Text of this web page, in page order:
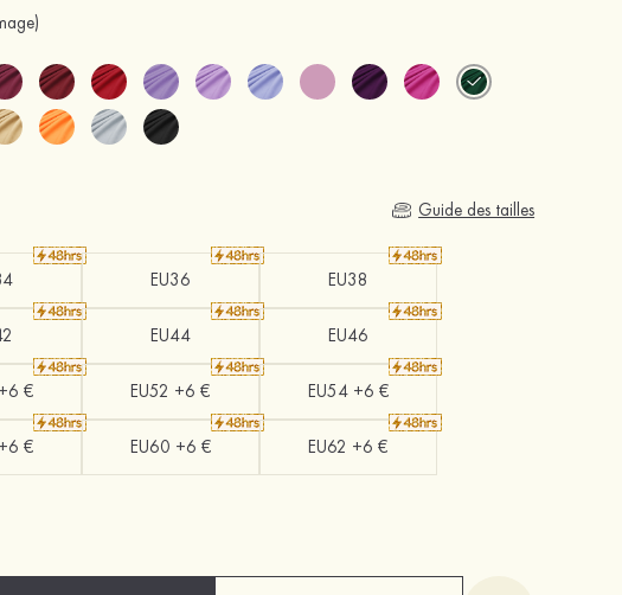
Guide des tailles
EU36 EU38
EU44 EU46
€ EU52 +6 € EU54 +6 €
€ EU60 +6 € EU62 +6 €